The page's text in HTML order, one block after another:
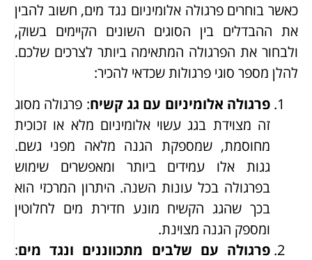
כאשר בוחרים פרגולה אלומיניום נגד מים, חשוב להבין
את ההבדלים בין הסוגים השונים הקיימים בשוק,
ולבחור את הפרגולה המתאימה ביותר לצרכים שלכם.
להלן מספר סוגי פרגולות שכדאי להכיר:
פרגולה אלומיניום עם גג קשיח: פרגולה מסוג
זה מצוידת בגג עשוי אלומיניום מלא או זכוכית
מחוסמת, שמספקת הגנה מלאה מפני גשם.
גגות אלו עמידים ביותר ומאפשרים שימוש
בפרגולה בכל עונות השנה. היתרון המרכזי הוא
בכך שהגג הקשיח מונע חדירת מים לחלוטין
ומספק הגנה מצוינת.
פרגולה עם שלבים מתכווננים ונגד מים: